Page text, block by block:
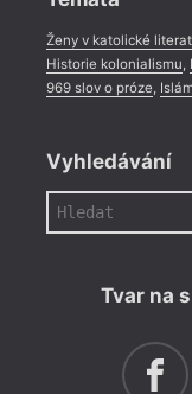
Ženy v katolické
Historie kolonialismu,
969 slov o próze,
Vyhledávání
Tvar na